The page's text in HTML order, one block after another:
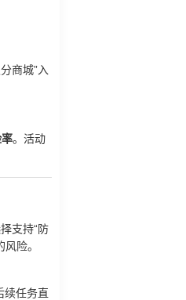
商城”入
。活动
支持“防
险。
续任务直